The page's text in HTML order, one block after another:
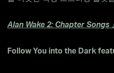
Alan Wake 2: Chapter Songs
Follow You into the Dark